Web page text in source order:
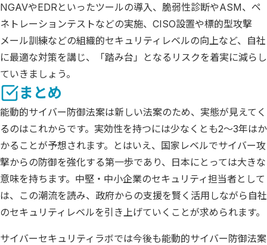
NGAVやEDRといったツールの導入、脆弱性診断やASM、ペ
ネトレーションテストなどの実施、CISO設置や標的型攻撃
メール訓練などの組織的セキュリティレベルの向上など、自社
に最適な対策を講じ、「踏み台」となるリスクを着実に減らし
ていきましょう。
まとめ
能動的サイバー防御法案は新しい法案のため、実態が見えてく
るのはこれからです。実効性を持つには少なくとも2〜3年はか
かることが予想されます。とはいえ、国家レベルでサイバー攻
撃からの防御を強化する第一歩であり、日本にとっては大きな
意味を持ちます。中堅・中小企業のセキュリティ担当者として
は、この潮流を読み、政府からの支援を賢く活用しながら自社
のセキュリティレベルを引き上げていくことが求められます。
サイバーセキュリティラボでは今後も能動的サイバー防御法案